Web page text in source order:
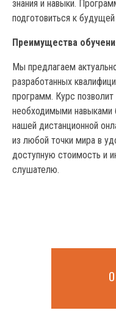
знания и навыки.
подготовиться к
Преимущества
Мы предлагаем
разработанных
программ. Курс
необходимыми навыками
нашей дистанционной
из любой точки мира в
доступную стоимость и
слушателю.